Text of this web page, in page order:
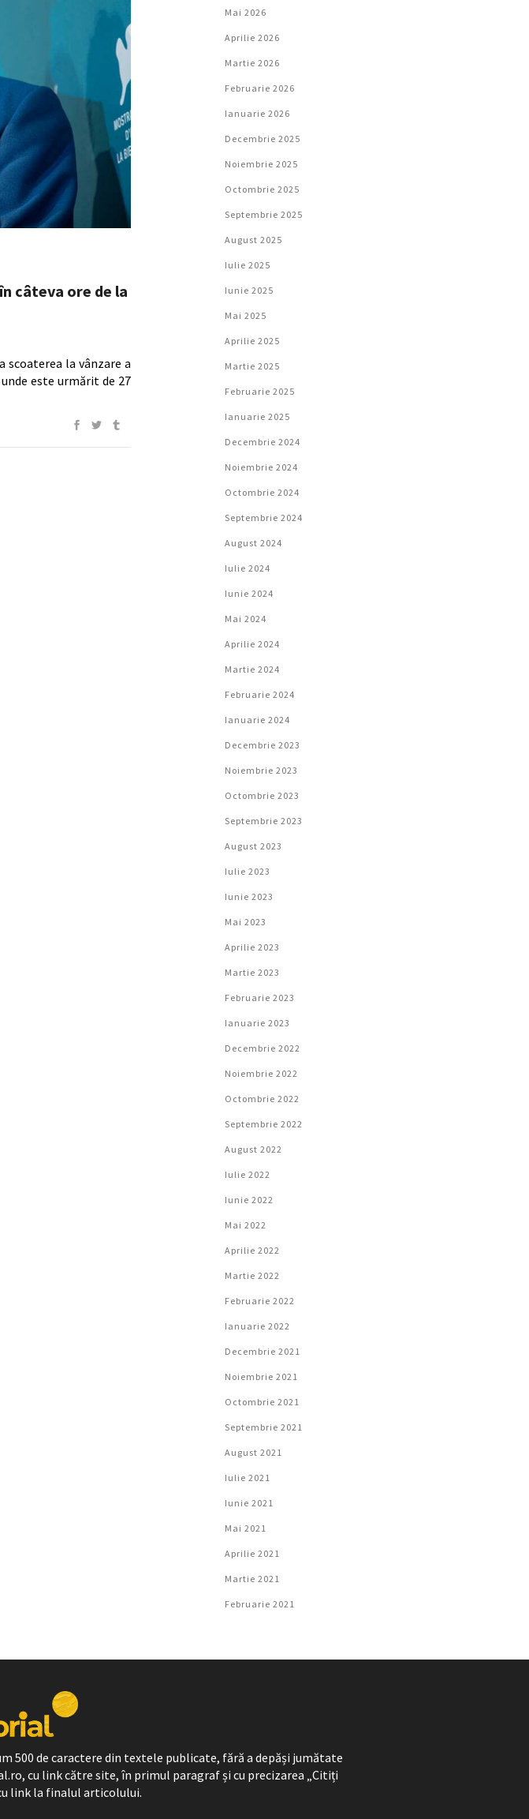
câteva ore de la
scoaterea la vânzare a
este urmărit de 27
Mai 2026
Aprilie 2026
Martie 2026
Februarie 2026
Ianuarie 2026
Decembrie 2025
Noiembrie 2025
Octombrie 2025
Septembrie 2025
August 2025
Iulie 2025
Iunie 2025
Mai 2025
Aprilie 2025
Martie 2025
Februarie 2025
Ianuarie 2025
Decembrie 2024
Noiembrie 2024
Octombrie 2024
Septembrie 2024
August 2024
Iulie 2024
Iunie 2024
Mai 2024
Aprilie 2024
Martie 2024
Februarie 2024
Ianuarie 2024
Decembrie 2023
Noiembrie 2023
Octombrie 2023
Septembrie 2023
August 2023
Iulie 2023
Iunie 2023
Mai 2023
Aprilie 2023
Martie 2023
Februarie 2023
Ianuarie 2023
Decembrie 2022
Noiembrie 2022
Octombrie 2022
Septembrie 2022
August 2022
Iulie 2022
Iunie 2022
Mai 2022
Aprilie 2022
Martie 2022
Februarie 2022
Ianuarie 2022
Decembrie 2021
Noiembrie 2021
Octombrie 2021
Septembrie 2021
August 2021
Iulie 2021
Iunie 2021
Mai 2021
Aprilie 2021
Martie 2021
Februarie 2021
500 de caractere din textele publicate, fără a depăși jumătate
cu link către site, în primul paragraf și cu precizarea „Citiți
link la finalul articolului.